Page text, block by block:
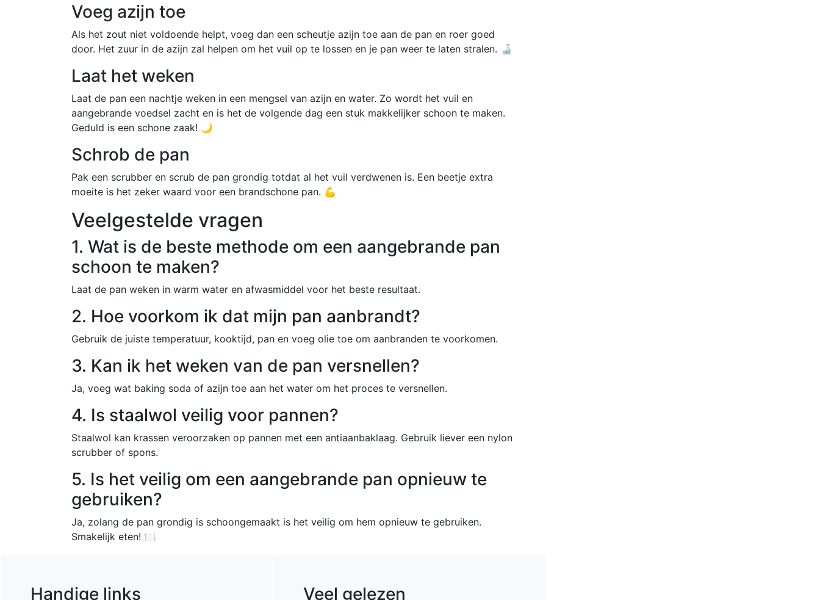
Voeg azijn toe
Als het zout niet voldoende helpt, voeg dan een scheutje azijn toe aan de pan en roer goed
door. Het zuur in de azijn zal helpen om het vuil op te lossen en je pan weer te laten stralen. 🍶
Laat het weken
Laat de pan een nachtje weken in een mengsel van azijn en water. Zo wordt het vuil en
aangebrande voedsel zacht en is het de volgende dag een stuk makkelijker schoon te maken.
Geduld is een schone zaak! 🌙
Schrob de pan
Pak een scrubber en scrub de pan grondig totdat al het vuil verdwenen is. Een beetje extra
moeite is het zeker waard voor een brandschone pan. 💪
Veelgestelde vragen
1. Wat is de beste methode om een aangebrande pan
schoon te maken?
Laat de pan weken in warm water en afwasmiddel voor het beste resultaat.
2. Hoe voorkom ik dat mijn pan aanbrandt?
Gebruik de juiste temperatuur, kooktijd, pan en voeg olie toe om aanbranden te voorkomen.
3. Kan ik het weken van de pan versnellen?
Ja, voeg wat baking soda of azijn toe aan het water om het proces te versnellen.
4. Is staalwol veilig voor pannen?
Staalwol kan krassen veroorzaken op pannen met een antiaanbaklaag. Gebruik liever een nylon
scrubber of spons.
5. Is het veilig om een aangebrande pan opnieuw te
gebruiken?
Ja, zolang de pan grondig is schoongemaakt is het veilig om hem opnieuw te gebruiken.
Smakelijk eten! 🍽️
Handige links Veel gelezen